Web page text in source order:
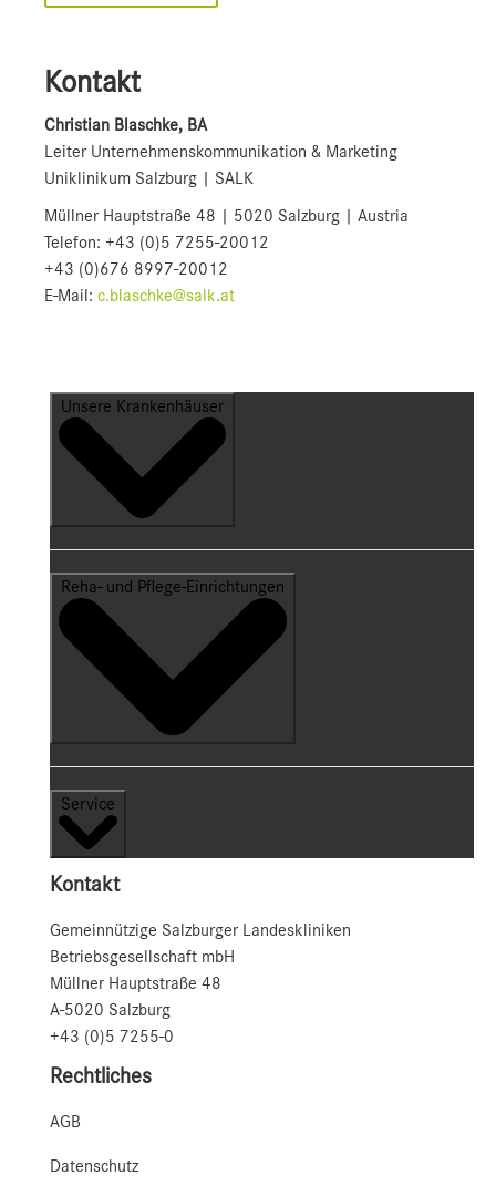
Kontakt
Christian Blaschke, BA
Leiter Unternehmenskommunikation & Marketing
Uniklinikum Salzburg | SALK
Müllner Hauptstraße 48 | 5020 Salzburg | Austria
Telefon: +43 (0)5 7255-20012
+43 (0)676 8997-20012
E-Mail: c.blaschke@salk.at
Unsere Krankenhäuser
Reha- und Pflege-Einrichtungen
Service
Kontakt
Gemeinnützige Salzburger Landeskliniken
Betriebsgesellschaft mbH
Müllner Hauptstraße 48
A-5020 Salzburg
+43 (0)5 7255-0
Rechtliches
AGB
Datenschutz